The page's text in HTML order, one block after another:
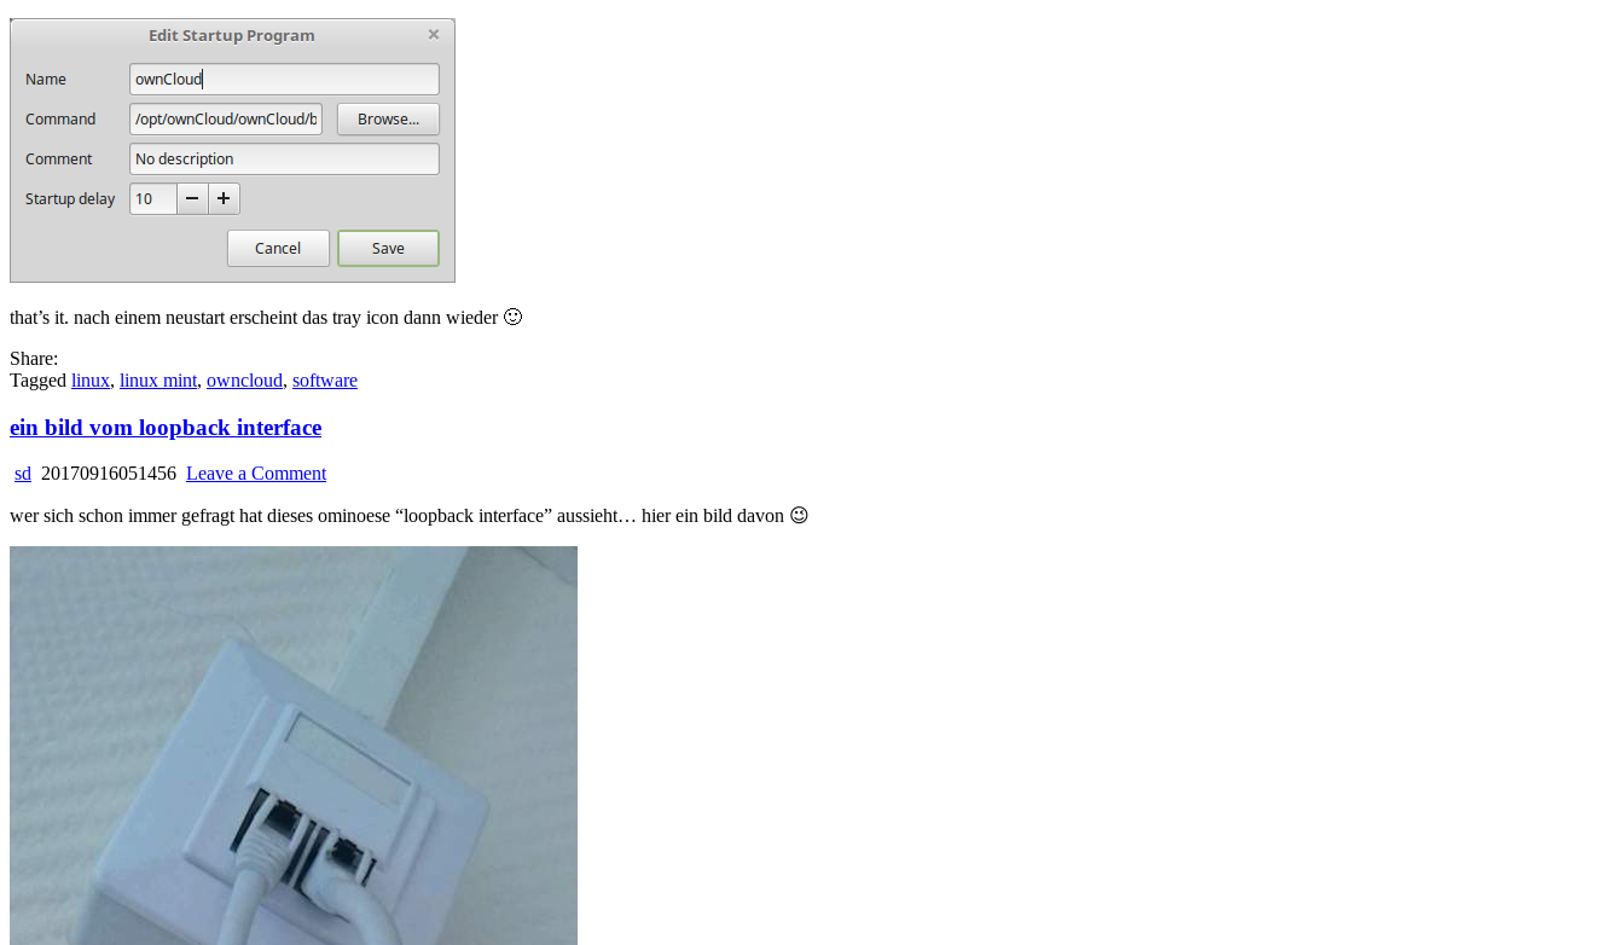
that’s it. nach einem neustart erscheint das tray icon dann wieder 🙂
Share:
Tagged linux, linux mint, owncloud, software
ein bild vom loopback interface
sd 20170916051456 Leave a Commenton
bild
wer sich schon immer gefragt hat dieses ominoese “loopback interface” aussieht… hier ein bild davon 😉